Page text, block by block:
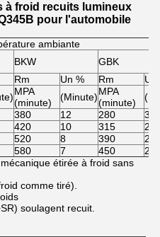
à froid recuits lumineux
pour l'automobile
ambiante
BKW GBK
Rm Un % Rm
Un
MPA
(minute)
(Minute)MPA
(minute)
380 12 280
30
420 10 315
25
520 8 390
21
580 7 450
22
étirée à froid sans
comme tiré).
soulagent recuit.